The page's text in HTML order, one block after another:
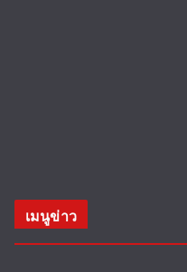
เมนูข่าว